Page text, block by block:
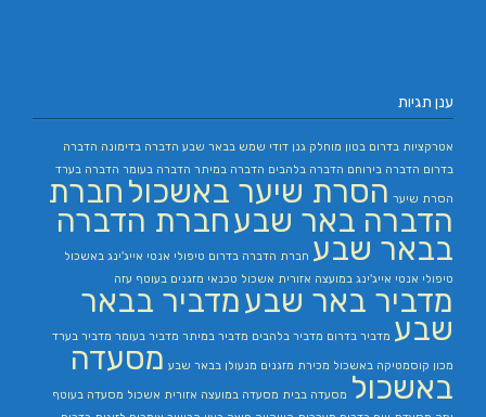
ענן תגיות
אטרקציות בדרום בטון מוחלק גנן דודי שמש בבאר שבע הדברה בדימונה הדברה
בדרום הדברה בירוחם הדברה בלהבים הדברה במיתר הדברה בעומר הדברה בערד
הסרת שיער הסרת שיער באשכול חברת
הדברה באר שבעחברת הדברה
בבאר שבע חברת הדברה בדרום טיפולי אנטי אייג'ינג באשכול
טיפולי אנטי אייג'ינג במועצה אזורית אשכול טכנאי מזגנים בעוטף עזה
מדביר באר שבעמדביר בבאר
שבע מדביר בדרום מדביר בלהבים מדביר במיתר מדביר בעומר מדביר בערד
מכון קוסמטיקה באשכול מכירת מזגנים מנעולן בבאר שבע מסעדה
באשכול מסעדה בבית מסעדה במועצה אזורית אשכול מסעדה בעוטף